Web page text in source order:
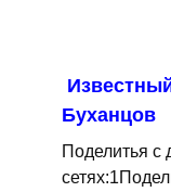
Буханцов
Поделитья с